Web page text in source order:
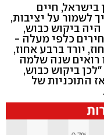
חיים
לשמור על יציבות,
ביקוש כבוש,
כלפי מעלה -
יורד ברבע אחוז,
רואים שנה שלמה
ביקוש כבוש,
התוכניות של